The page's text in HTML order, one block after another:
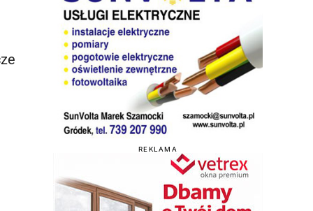
REKLAMA